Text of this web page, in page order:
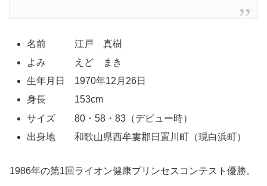
名前 江戸 真樹
よみ えど まき
生年月日 1970年12月26日
身長 153cm
サイズ 80・58・83（デビュー時）
出身地 和歌山県西牟婁郡日置川町（現白浜町）
1986年の第1回ライオン健康プリンセスコンテスト優勝。